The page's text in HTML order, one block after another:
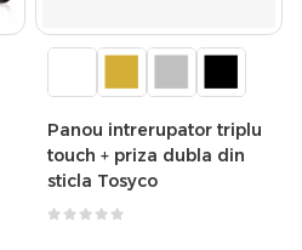
Panou intrerupator triplu
touch + priza dubla din
sticla Tosyco